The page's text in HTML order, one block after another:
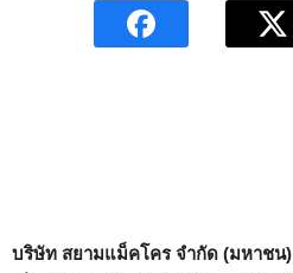
บริษัท สยามแม็คโคร จำกัด (มหาชน